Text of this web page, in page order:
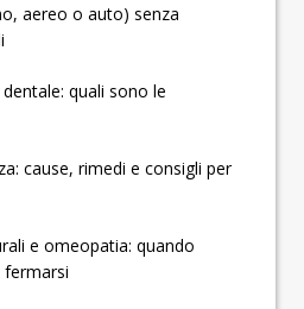
aereo o auto) senza
quali sono le
cause, rimedi e consigli per
e omeopatia: quando
fermarsi